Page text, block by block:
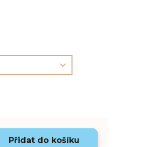
Přidat do košíku